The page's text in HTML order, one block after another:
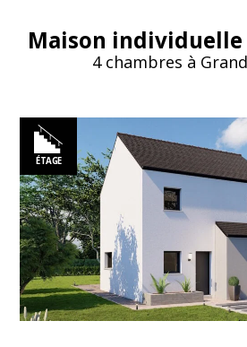
Maison individuelle
4 chambres à
ÉTAGE